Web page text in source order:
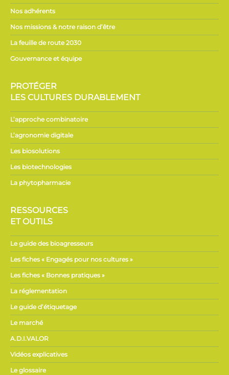
Nos adhérents
Nos missions & notre raison d’être
La feuille de route 2030
Gouvernance et équipe
PROTÉGER
LES CULTURES DURABLEMENT
L’approche combinatoire
L’agronomie digitale
Les biosolutions
Les biotechnologies
La phytopharmacie
RESSOURCES
ET OUTILS
Le guide des bioagresseurs
Les fiches « Engagés pour nos cultures »
Les fiches « Bonnes pratiques »
La réglementation
Le guide d’étiquetage
Le marché
A.D.I.VALOR
Vidéos explicatives
Le glossaire